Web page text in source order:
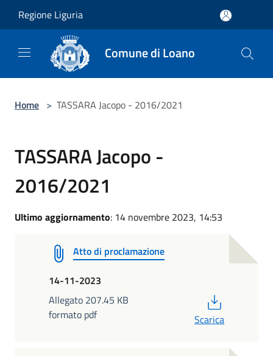
Regione Liguria
Comune di Loano
Home > TASSARA Jacopo - 2016/2021
TASSARA Jacopo -
2016/2021
Ultimo aggiornamento: 14 novembre 2023, 14:53
Atto di proclamazione
14-11-2023
Allegato 207.45 KB
formato pdf
Scarica